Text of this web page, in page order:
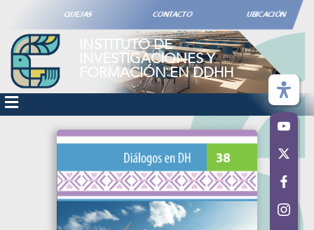
QUEJAS CONTACTO UBICACIÓN
INSTITUTO DE
INVESTIGACIONES Y
FORMACIÓN EN DDHH